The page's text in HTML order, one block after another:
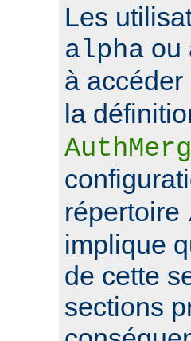
Les
alpha ou
à accéder
la
répertoire
implique
de cette
sections